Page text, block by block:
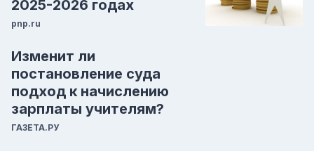
2025-2026 годах
pnp.ru
Изменит ли
постановление суда
подход к начислению
зарплаты учителям?
ГАЗЕТА.РУ